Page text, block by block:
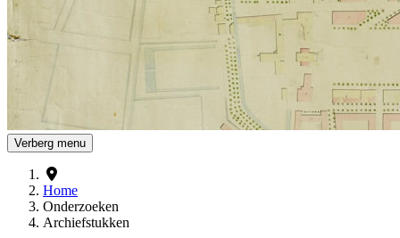
Verberg menu
Home
Onderzoeken
Archiefstukken